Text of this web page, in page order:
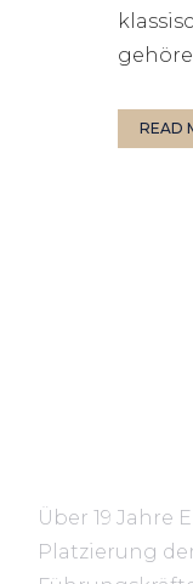
READ
Über 19 Jahre
Platzierung